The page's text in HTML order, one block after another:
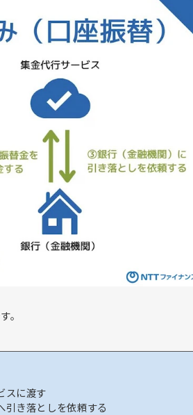
。
スに渡す
き落としを依頼する